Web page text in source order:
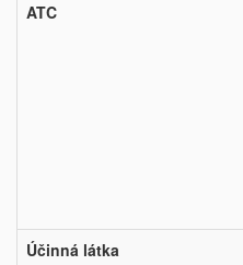
ATC
Účinná látka